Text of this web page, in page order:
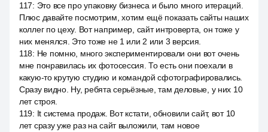
117: Это все про упаковку бизнеса и было много итераций.
Плюс давайте посмотрим, хотим ещё показать сайты наших
коллег по цеху. Вот например, сайт интроверта, он тоже у
них менялся. Это тоже не 1 или 2 или 3 версия.
118: Не помню, много экспериментировали они вот очень
мне понравилась их фотосессия. То есть они поехали в
какую-то крутую студию и командой сфотографировались.
Сразу видно. Ну, ребята серьёзные, там деловые, у них 10
лет строя.
119: It система продаж. Вот кстати, обновили сайт, вот 10
лет сразу уже раз на сайт выложили, там новое